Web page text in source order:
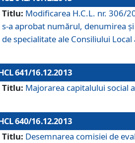
Titlu: Modificarea H.C.L. nr. 306/
s-a aprobat numărul, denumirea
de specialitate ale Consiliului
641/16.12.2013
Titlu: Majorarea capitalului social
640/16.12.2013
Titlu: Desemnarea comisiei de